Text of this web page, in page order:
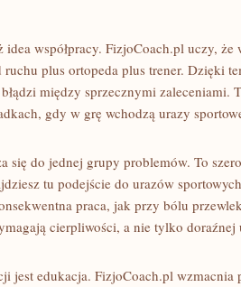
współpracy. FizjoCoach.pl uczy,
ruchu plus ortopeda plus trener. Dzięki
między sprzecznymi zaleceniami.
gdy w grę wchodzą urazy
się do jednej grupy problemów. To
tu podejście do urazów
praca, jak przy bólu
cierpliwości, a nie tylko doraźnej
jest edukacja. FizjoCoach.pl